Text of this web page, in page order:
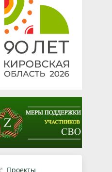
Проекты